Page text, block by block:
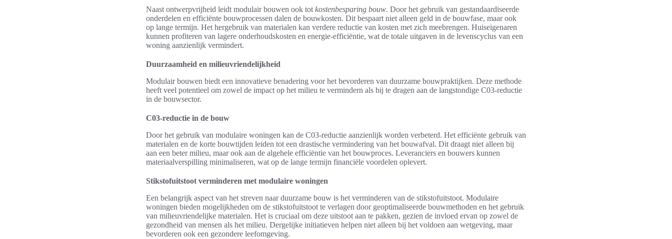
Naast ontwerpvrijheid leidt modulair bouwen ook totkostenbesparing bouw. Door het gebruik van gestandaardiseerde
onderdelen en efficiënte bouwprocessen dalen de bouwkosten. Dit bespaart niet alleen geld in de bouwfase, maar ook
op lange termijn. Het hergebruik van materialen kan verdere reductie van kosten met zich meebrengen. Huiseigenaren
kunnen profiteren van lagere onderhoudskosten en energie-efficiëntie, wat de totale uitgaven in de levenscyclus van een
woning aanzienlijk vermindert.
Duurzaamheid en milieuvriendelijkheid
Modulair bouwen biedt een innovatieve benadering voor het bevorderen van duurzame bouwpraktijken. Deze methode
heeft veel potentieel om zowel de impact op het milieu te vermindern als bij te dragen aan de langstondige C03-reductie
in de bouwsector.
C03-reductie in de bouw
Door het gebruik van modulaire woningen kan de C03-reductie aanzienlijk worden verbeterd. Het efficiënte gebruik van
materialen en de korte bouwtijden leiden tot een drastische vermindering van het bouwafval. Dit draagt niet alleen bij
aan een beter milieu, maar ook aan de algehele efficiëntie van het bouwproces. Leveranciers en bouwers kunnen
materiaalverspilling minimaliseren, wat op de lange termijn financiële voordelen oplevert.
Stikstofuitstoot verminderen met modulaire woningen
Een belangrijk aspect van het streven naar duurzame bouw is het verminderen van de stikstofuitstoot. Modulaire
woningen bieden mogelijkheden om de stikstofuitstoot te verlagen door geoptimaliseerde bouwmethoden en het gebruik
van milieuvriendelijke materialen. Het is cruciaal om deze uitstoot aan te pakken, gezien de invloed ervan op zowel de
gezondheid van mensen als het milieu. Dergelijke initiatieven helpen niet alleen bij het voldoen aan wetgeving, maar
bevorderen ook een gezondere leefomgeving.